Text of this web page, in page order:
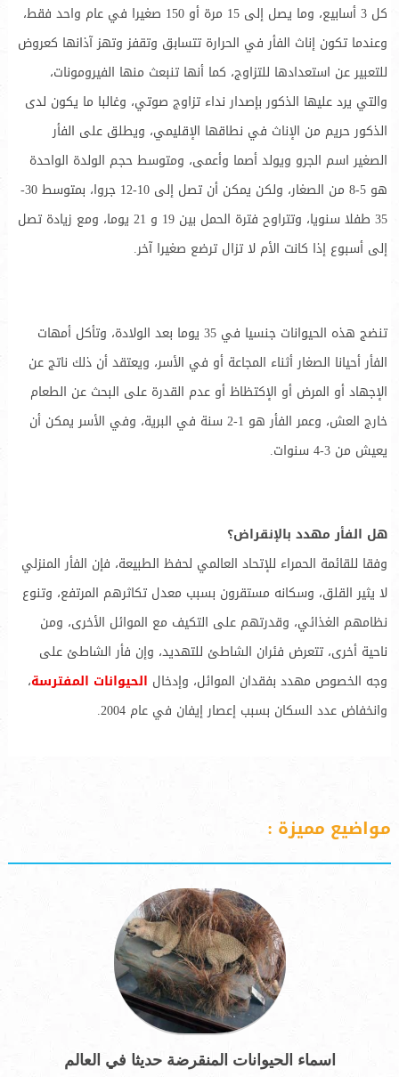
كل 3 أسابيع، وما يصل إلى 15 مرة أو 150 صغيرا في عام واحد فقط،
وعندما تكون إناث الفأر في الحرارة تتسابق وتقفز وتهز آذانها كعروض
للتعبير عن استعدادها للتزاوج، كما أنها تنبعث منها الفيرومونات،
والتي يرد عليها الذكور بإصدار نداء تزاوج صوتي، وغالبا ما يكون لدى
الذكور حريم من الإناث في نطاقها الإقليمي، ويطلق على الفأر
الصغير اسم الجرو ويولد أصما وأعمى، ومتوسط حجم الولدة الواحدة
هو 5-8 من الصغار، ولكن يمكن أن تصل إلى 10-12 جروا، بمتوسط 30-
35 طفلا سنويا، وتتراوح فترة الحمل بين 19 و 21 يوما، ومع زيادة تصل
إلى أسبوع إذا كانت الأم لا تزال ترضع صغيرا آخر.
تنضج هذه الحيوانات جنسيا في 35 يوما بعد الولادة، وتأكل أمهات
الفأر أحيانا الصغار أثناء المجاعة أو في الأسر، ويعتقد أن ذلك ناتج عن
الإجهاد أو المرض أو الإكتظاظ أو عدم القدرة على البحث عن الطعام
خارج العش، وعمر الفأر هو 1-2 سنة في البرية، وفي الأسر يمكن أن
يعيش من 3-4 سنوات.
هل الفأر مهدد بالإنقراض؟
وفقا للقائمة الحمراء للإتحاد العالمي لحفظ الطبيعة، فإن الفأر المنزلي
لا يثير القلق، وسكانه مستقرون بسبب معدل تكاثرهم المرتفع، وتنوع
نظامهم الغذائي، وقدرتهم على التكيف مع الموائل الأخرى، ومن
ناحية أخرى، تتعرض فئران الشاطئ للتهديد، وإن فأر الشاطئ على
وجه الخصوص مهدد بفقدان الموائل، وإدخال الحيوانات المفترسة،
وانخفاض عدد السكان بسبب إعصار إيفان في عام 2004.
مواضيع مميزة :
اسماء الحيوانات المنقرضة حديثا في العالم